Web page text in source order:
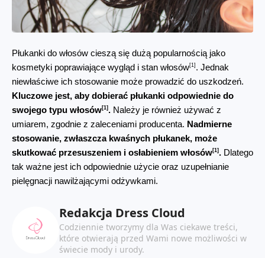
Płukanki do włosów cieszą się dużą popularnością jako
kosmetyki poprawiające wygląd i stan włosów[1] . Jednak
Kluczowe jest, aby dobierać płukanki odpowiednie do
swojego typu włosów[1] . Należy je również używać z
umiarem, zgodnie z zaleceniami producenta. Nadmierne
stosowanie, zwłaszcza kwaśnych płukanek, może
skutkować przesuszeniem i osłabieniem włosów[1] . Dlatego
tak ważne jest ich odpowiednie użycie oraz uzupełnianie
pielęgnacji nawilżającymi odżywkami.
Redakcja Dress Cloud
Codziennie tworzymy dla Was ciekawe treści,
które otwierają przed Wami nowe możliwości w
świecie mody i urody.